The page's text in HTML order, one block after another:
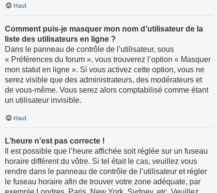
Haut
Comment puis-je masquer mon nom d’utilisateur de la
liste des utilisateurs en ligne ?
Dans le panneau de contrôle de l’utilisateur, sous
« Préférences du forum », vous trouverez l’option « Masquer
mon statut en ligne ». Si vous activez cette option, vous ne
serez visible que des administrateurs, des modérateurs et
de vous-même. Vous serez alors comptabilisé comme étant
un utilisateur invisible.
Haut
L’heure n’est pas correcte !
Il est possible que l’heure affichée soit réglée sur un fuseau
horaire différent du vôtre. Si tel était le cas, veuillez vous
rendre dans le panneau de contrôle de l’utilisateur et régler
le fuseau horaire afin de trouver votre zone adéquate, par